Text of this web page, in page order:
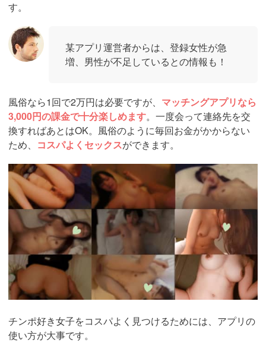
アプリを使えば、風俗や合コンより確実にセックス相手を
見つけることができます。
https://pcmax.jp/lp/?
ad_id=rm307152
昔、AV女優の紗倉まなさんがテレビで、AV女優もマッチ
ングアプリを使っていると暴露し話題になったこと、覚え
ていますか？
一昔前は、危険やサクラの印象が強くメジャーではなかっ
たですが、最近はもはや常識化して、日本人の若者の7割
は出会い系を利用
しているそう。
当然、大人の関係目的で集まっているアプリも存在しま
す。